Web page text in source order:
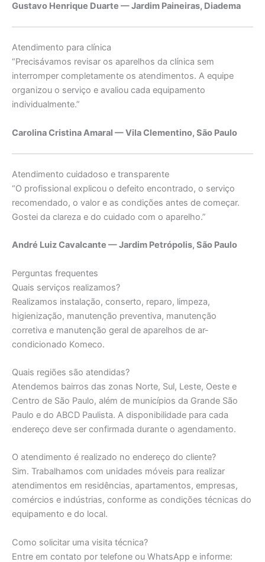
Gustavo Henrique Duarte — Jardim Paineiras, Diadema
Atendimento para clínica
“Precisávamos revisar os aparelhos da clínica sem
interromper completamente os atendimentos. A equipe
organizou o serviço e avaliou cada equipamento
individualmente.”
Carolina Cristina Amaral — Vila Clementino, São Paulo
Atendimento cuidadoso e transparente
“O profissional explicou o defeito encontrado, o serviço
recomendado, o valor e as condições antes de começar.
Gostei da clareza e do cuidado com o aparelho.”
André Luiz Cavalcante — Jardim Petrópolis, São Paulo
Perguntas frequentes
Quais serviços realizamos?
Realizamos instalação, conserto, reparo, limpeza,
higienização, manutenção preventiva, manutenção
corretiva e manutenção geral de aparelhos de ar-
condicionado Komeco.
Quais regiões são atendidas?
Atendemos bairros das zonas Norte, Sul, Leste, Oeste e
Centro de São Paulo, além de municípios da Grande São
Paulo e do ABCD Paulista. A disponibilidade para cada
endereço deve ser confirmada durante o agendamento.
O atendimento é realizado no endereço do cliente?
Sim. Trabalhamos com unidades móveis para realizar
atendimentos em residências, apartamentos, empresas,
comércios e indústrias, conforme as condições técnicas do
equipamento e do local.
Como solicitar uma visita técnica?
Entre em contato por telefone ou WhatsApp e informe: